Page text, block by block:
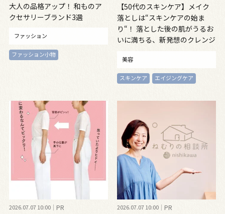
大人の品格アップ！ 和ものア
クセサリーブランド3選
ファッション
ファッション小物
【50代のスキンケア】メイク
落としは“スキンケアの始ま
り“！ 落とした後の肌がうるお
いに満ちる、新発想のクレンジ
美容
スキンケア エイジングケア
2026.07.07 10:00 PR 2026.07.07 10:00 PR